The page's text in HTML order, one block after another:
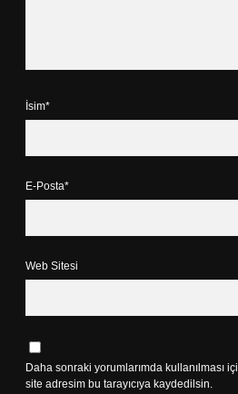
İsim*
E-Posta*
Web Sitesi
Daha sonraki yorumlarımda kullanılması
site adresim bu tarayıcıya kaydedilsin.